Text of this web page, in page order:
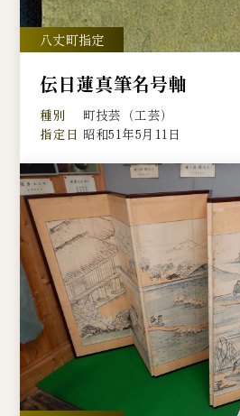
伝日蓮真筆名号軸
種別
町技芸（工芸）
指定日 昭和51年5月11日